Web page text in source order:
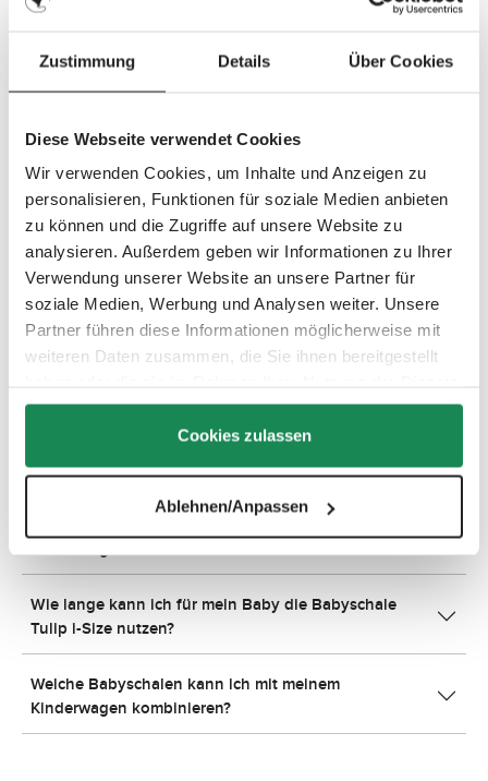
Zustimmung Details Über Cookies
Diese Webseite verwendet Cookies
Wir verwenden Cookies, um Inhalte und Anzeigen zu
personalisieren, Funktionen für soziale Medien anbieten
zu können und die Zugriffe auf unsere Website zu
analysieren. Außerdem geben wir Informationen zu Ihrer
Verwendung unserer Website an unsere Partner für
soziale Medien, Werbung und Analysen weiter. Unsere
Partner führen diese Informationen möglicherweise mit
weiteren Daten zusammen, die Sie ihnen bereitgestellt
gesammelt haben.
Cookies zulassen
Ablehnen/Anpassen
Welches Zubehör ist für mein ABC Design Produkt
erhältlich?
klappe ich ihn zusammen?
Wie reinige und pflege ich meinen Kinderwagen am
besten?
Welche ABC Design Kinderwagen kann ich von Geburt
an nutzen?
Kann ich den Zoom für Zwillinge und Geschwister
Welchen Luftdruck sollten die Lufträder von ABC
Design haben?
Wie lange kann ich für mein Baby die Babyschale
Tulip i-Size nutzen?
Welche Babyschalen kann ich mit meinem
Kinderwagen kombinieren?